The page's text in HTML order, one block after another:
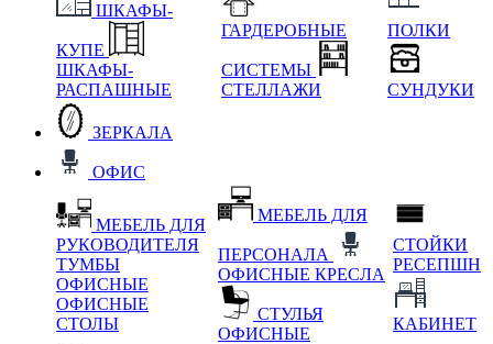
ШКАФЫ-
КУПЕ
ШКАФЫ-
РАСПАШНЫЕ
ГАРДЕРОБНЫЕ
СИСТЕМЫ
СТЕЛЛАЖИ
ПОЛКИ
СУНДУКИ
ЗЕРКАЛА
ОФИС
МЕБЕЛЬ ДЛЯ
РУКОВОДИТЕЛЯ
ТУМБЫ
ОФИСНЫЕ
ОФИСНЫЕ
СТОЛЫ
МЕБЕЛЬ ДЛЯ
ПЕРСОНАЛА
ОФИСНЫЕ КРЕСЛА
СТУЛЬЯ
ОФИСНЫЕ
СТОЙКИ
РЕСЕПШН
КАБИНЕТ